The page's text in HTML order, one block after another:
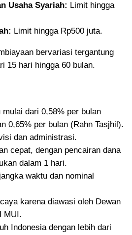
Usaha Syariah: Limit hingga
Limit hingga Rp500 juta.
bervariasi tergantung
15 hari hingga 60 bulan.
mulai dari 0,58% per bulan
0,65% per bulan (Rahn Tasjhil).
dan administrasi.
cepat, dengan pencairan dana
dalam 1 hari.
waktu dan nominal
karena diawasi oleh Dewan
MUI.
Indonesia dengan lebih dari